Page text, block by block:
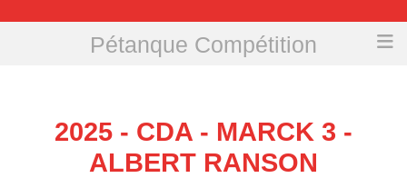
Pétanque Compétition
2025 - CDA - MARCK 3 - Albert Ranson
2025 - CDA - MARCK 3 -
ALBERT RANSON